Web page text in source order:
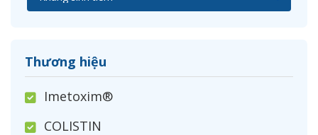
Thương hiệu
Imetoxim®
COLISTIN